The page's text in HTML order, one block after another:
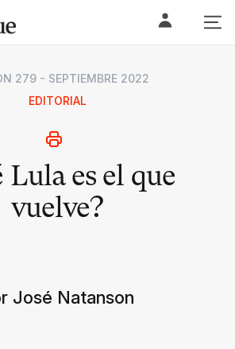
279 - SEPTIEMBRE 2022
EDITORIAL
Lula es el que
vuelve?
José Natanson